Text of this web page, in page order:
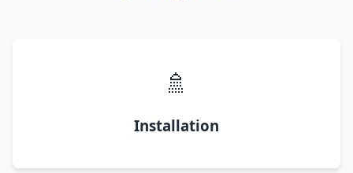
🚿
Installation